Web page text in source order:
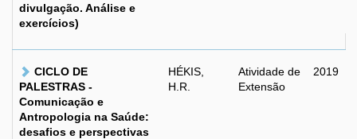
divulgação. Análise e
exercícios)
CICLO DE
PALESTRAS -
Comunicação e
Antropologia na Saúde:
desafios e perspectivas
HÉKIS,
H.R.
Atividade de
Extensão
2019